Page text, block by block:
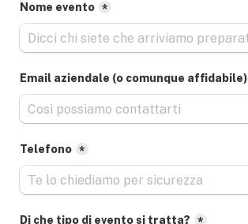
Nome evento *
Email aziendale (o comunque affidabile)
Telefono *
Di che tipo di evento si tratta? *